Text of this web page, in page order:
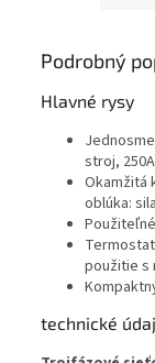
Podrobný
Hlavné rysy
stroj, 250A
Okamžitá
oblúka:
použitie s
technické